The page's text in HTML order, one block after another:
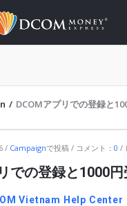
/ DCOMアプリでの登録と
Campaignで投稿 コメント： 0
での登録と1000
Vietnam Help Center